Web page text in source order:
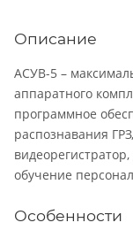
Описание
АСУВ-5 –
аппаратного
программное
распознавания
обучение
Особенности